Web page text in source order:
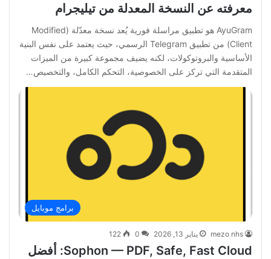
معرفته عن النسخة المعدلة من تيليجرام
AyuGram هو تطبيق مراسلة فورية يُعد نسخة معدّلة (Modified
Client) من تطبيق Telegram الرسمي، حيث يعتمد على نفس البنية
الأساسية والبروتوكولات، لكنه يضيف مجموعة كبيرة من الميزات
المتقدمة التي تركز على الخصوصية، التحكم الكامل، والتخصيص…
برامج موبايل
mezo nhs يناير 13, 2026 0
122
Sophon — PDF, Safe, Fast Cloud: أفضل